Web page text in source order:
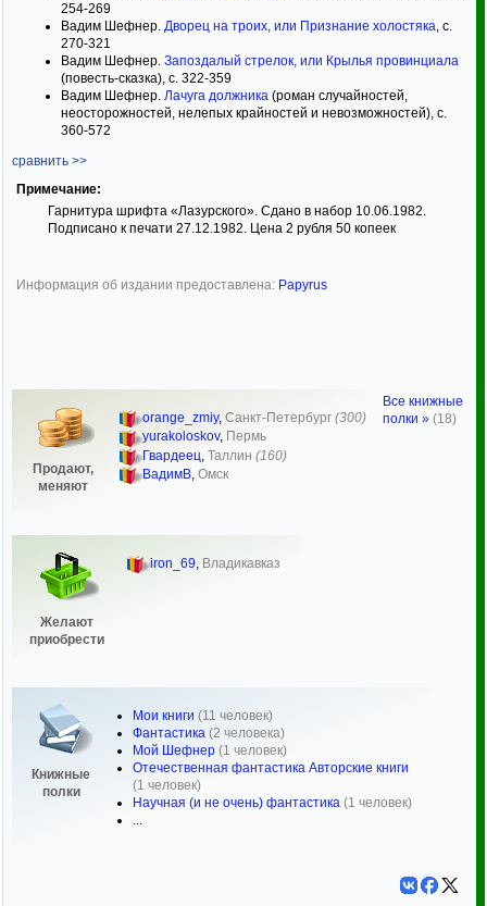
254-269
Вадим Шефнер. Дворец на троих, или Признание холостяка, с.
270-321
Вадим Шефнер. Запоздалый стрелок, или Крылья провинциала
(повесть-сказка), с. 322-359
Вадим Шефнер. Лачуга должника (роман случайностей,
неосторожностей, нелепых крайностей и невозможностей), с.
360-572
сравнить >>
Примечание:
Гарнитура шрифта «Лазурского». Сдано в набор 10.06.1982.
Подписано к печати 27.12.1982. Цена 2 рубля 50 копеек
Информация об издании предоставлена: Papyrus
Продают,
меняют
orange_zmiy, Санкт-Петербург (300)
yurakoloskov, Пермь
Гвардеец Таллин (160)
ВадимВ, Омск
Желают
приобрести
iron_69, Владикавказ
Книжные
полки
Мои книги (11 человек)
Фантастика (2 человека)
Мой Шефнер (1 человек)
Отечественная фантастика Авторские книги
(1 человек)
Научная (и не очень) фантастика (1 человек)
...
Все книжные
полки » (18)